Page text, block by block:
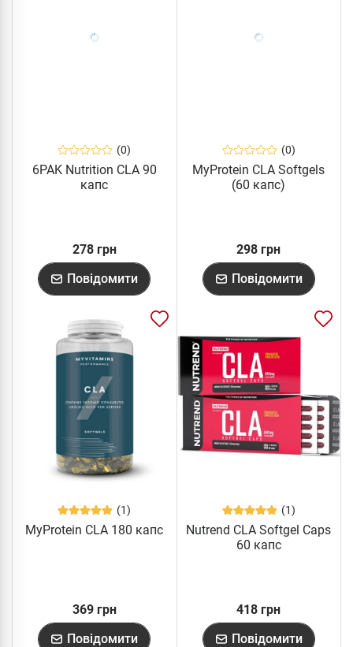
(0)
6PAK Nutrition CLA 90
капс
278 грн
Повідомити
(0)
MyProtein CLA Softgels
(60 капс)
298 грн
Повідомити
(1)
MyProtein CLA 180 капс
369 грн
Повідомити
(1)
Nutrend CLA Softgel Caps
60 капс
418 грн
Повідомити